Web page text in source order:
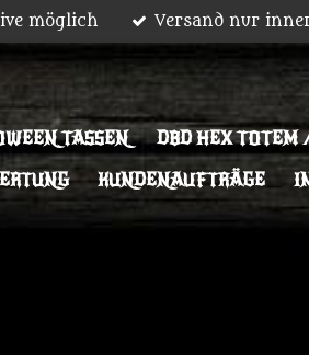
möglich Versand nur
TASSEN
DBD HEX TOTEM
KUNDENAUFTRÄGE